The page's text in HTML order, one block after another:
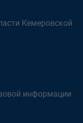
Кемеровской
информации